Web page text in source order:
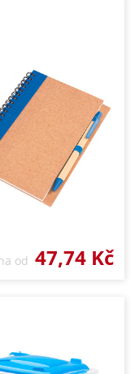
od 47,74 Kč